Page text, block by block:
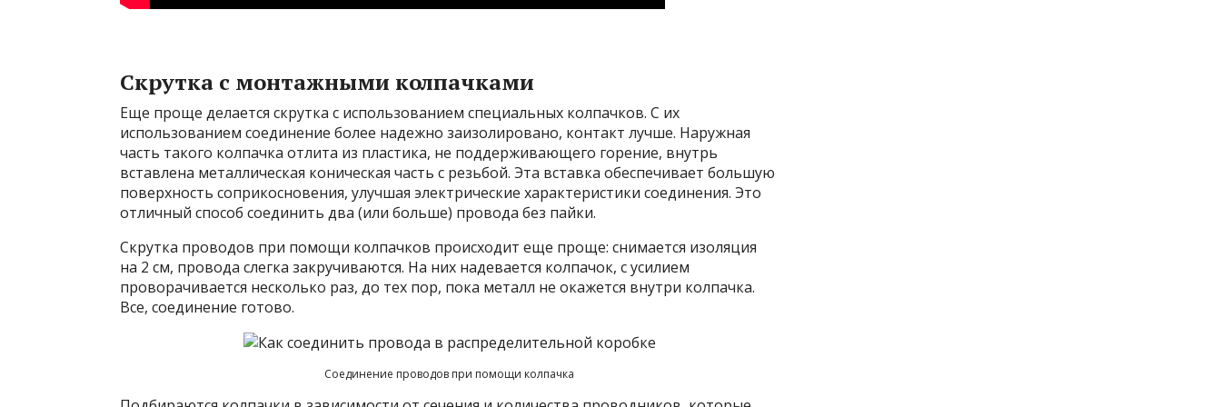
Скрутка с монтажными колпачками
Еще проще делается скрутка с использованием специальных колпачков. С их
использованием соединение более надежно заизолировано, контакт лучше. Наружная
часть такого колпачка отлита из пластика, не поддерживающего горение, внутрь
вставлена металлическая коническая часть с резьбой. Эта вставка обеспечивает большую
поверхность соприкосновения, улучшая электрические характеристики соединения. Это
отличный способ соединить два (или больше) провода без пайки.
Скрутка проводов при помощи колпачков происходит еще проще: снимается изоляция
на 2 см, провода слегка закручиваются. На них надевается колпачок, с усилием
проворачивается несколько раз, до тех пор, пока металл не окажется внутри колпачка.
Все, соединение готово.
Соединение проводов при помощи колпачка